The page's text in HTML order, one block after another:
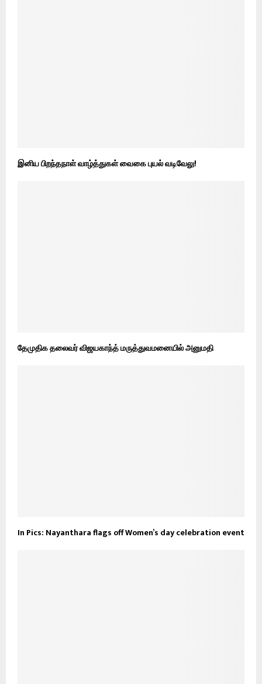
இனிய பிறந்தநாள் வாழ்த்துகள் வைகை புயல் வடிவேலு!
தேமுதிக தலைவர் விஜயகாந்த் மருத்துவமனையில் அனுமதி
In Pics: Nayanthara flags off Women’s day celebration event